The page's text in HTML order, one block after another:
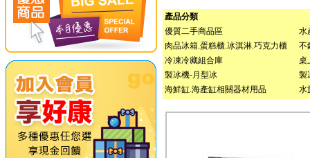
產品分類
優質二手商品區
水
肉品冰箱.蛋糕櫃.冰淇淋.巧克力櫃
不
冷凍冷藏組合庫
桌
製冰機-月型冰
製
海鮮缸.海產缸相關器材用品
水